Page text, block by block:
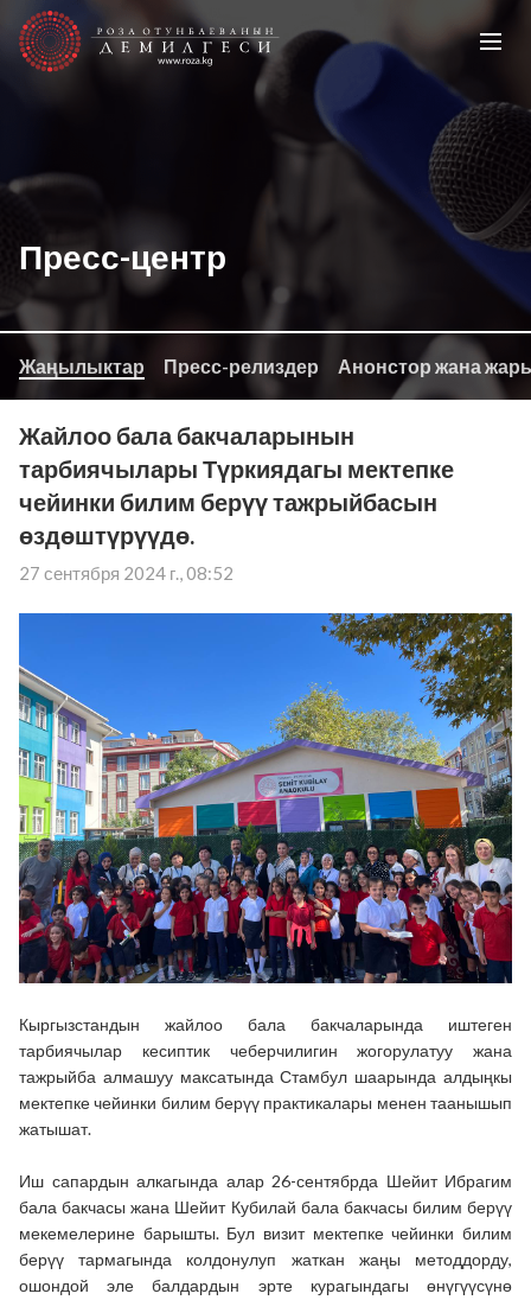
Пресс-центр
Жаңылыктар Пресс-релиздер Анонстор жана
Жайлоо бала бакчаларынын
тарбиячылары Түркиядагы мектепке
чейинки билим берүү тажрыйбасын
өздөштүрүүдө.
27 сентября 2024 г., 08:52
Кыргызстандын жайлоо бала бакчаларында иштеген
тарбиячылар кесиптик чеберчилигин жогорулатуу жана
тажрыйба алмашуу максатында Стамбул шаарында алдыңкы
мектепке чейинки билим берүү практикалары менен таанышып
жатышат.
Иш сапардын алкагында алар 26-сентябрда Шейит Ибрагим
бала бакчасы жана Шейит Кубилай бала бакчасы билим берүү
мекемелерине барышты. Бул визит мектепке чейинки билим
берүү тармагында колдонулуп жаткан жаңы методдорду,
ошондой эле балдардын эрте курагындагы өнүгүүсүнө